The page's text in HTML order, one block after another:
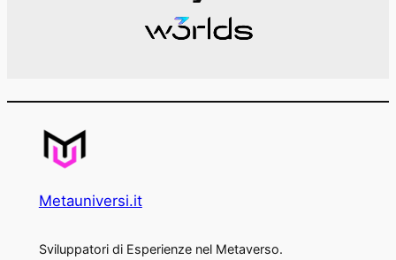
Metauniversi.it
Sviluppatori di Esperienze nel Metaverso.